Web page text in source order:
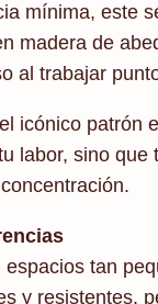
mínima, este
madera de
al trabajar
icónico
labor, sino
tan
y resistentes,